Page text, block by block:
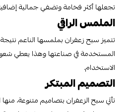
تجعلها أكثر فخامة وتضفي جمالية إضافية.
الملمس الراقي
تتميز سبح زعفران بملمسها الناعم نتيجة
المستخدمة في صناعتها وهذا يعطي شعور
الاستخدام.
التصميم المبتكر
تأتي سبح الزعفران بتصاميم متنوعة، منها